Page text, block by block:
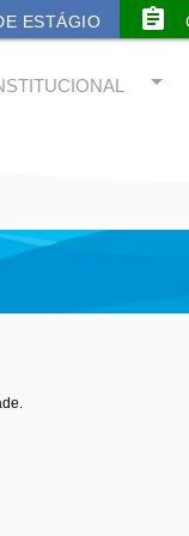
assignment
ESTÁGIO
arrow_drop_down